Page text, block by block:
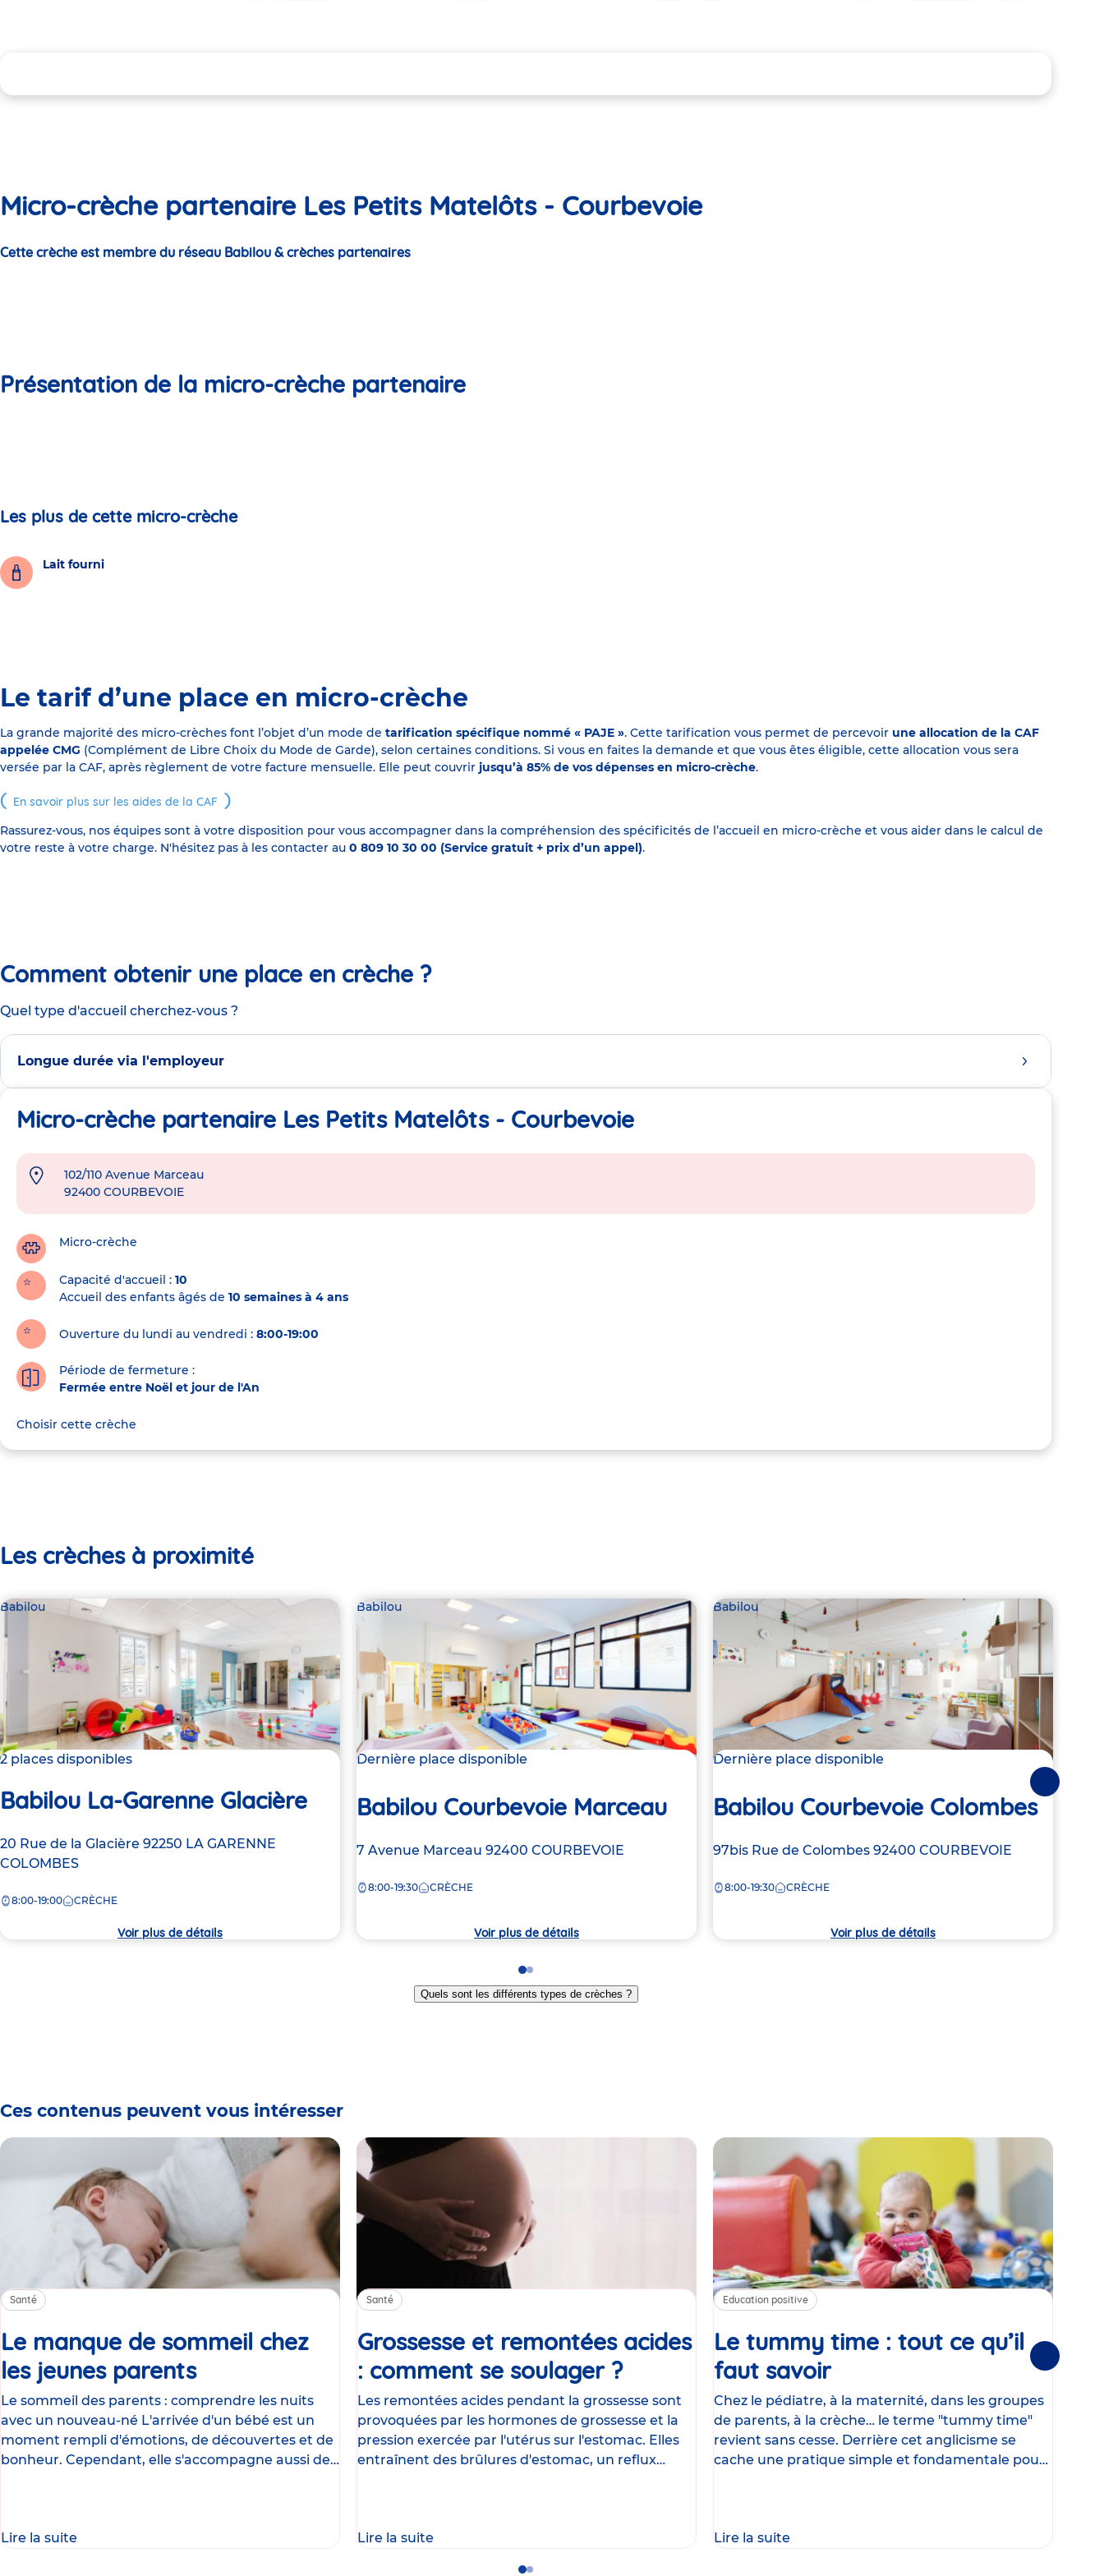
Micro-crèche partenaire Les Petits Matelôts - Courbevoie
Cette crèche est membre du réseau Babilou & crèches partenaires
Présentation de la micro-crèche partenaire
Les plus de cette micro-crèche
Lait fourni
Le tarif d’une place en micro-crèche
La grande majorité des micro-crèches font l’objet d’un mode de tarification spécifique nommé « PAJE ». Cette tarification vous permet de percevoir une allocation de la CAF
appelée CMG (Complément de Libre Choix du Mode de Garde), selon certaines conditions. Si vous en faites la demande et que vous êtes éligible, cette allocation vous sera
versée par la CAF, après règlement de votre facture mensuelle. Elle peut couvrir jusqu’à 85% de vos dépenses en micro-crèche.
En savoir plus sur les aides de la CAF
Rassurez-vous, nos équipes sont à votre disposition pour vous accompagner dans la compréhension des spécificités de l’accueil en micro-crèche et vous aider dans le calcul de
votre reste à votre charge. N'hésitez pas à les contacter au 0 809 10 30 00 (Service gratuit + prix d’un appel).
Comment obtenir une place en crèche ?
Quel type d'accueil cherchez-vous ?
Longue durée via l'employeur
Micro-crèche partenaire Les Petits Matelôts - Courbevoie
Adresse
crèche
102/110 Avenue Marceau
92400 COURBEVOIE
Micro-crèche
Capacité d'accueil
10
Accueil des enfants âgés de 10 semaines à 4 ans
Ouverture du lundi au vendredi : 8:00-19:00
Période de fermeture :
Fermée entre Noël et jour de l'An
Choisir cette crèche
Les crèches à proximité
Babilou
2 places disponibles
Babilou La-Garenne Glacière
Adresse
de
crèche
20 Rue de la Glacière 92250 LA GARENNE
COLOMBES
8:00-19:00 CRÈCHE
Voir plus de détails
Babilou
Dernière place disponible
Babilou Courbevoie Marceau
Adresse
la
7 Avenue Marceau 92400 COURBEVOIE
8:00-19:30 CRÈCHE
Voir plus de détails
Babilou
Dernière place disponible
Babilou Courbevoie Colombes
Adresse
la
97bis Rue de Colombes 92400 COURBEVOIE
8:00-19:30 CRÈCHE
Voir plus de détails
Suivantes
Go
to
slide
Go
to
slide
Quels sont les différents types de crèches ?
Ces contenus peuvent vous intéresser
Santé
Le manque de sommeil chez
les jeunes parentsArticle
Le sommeil des parents : comprendre les nuits
avec un nouveau-né L'arrivée d'un bébé est un
moment rempli d'émotions, de découvertes et de
bonheur. Cependant, elle s'accompagne aussi de
Lire la suite
Santé
Grossesse et remontées acides
: comment se soulager ?Article
Les remontées acides pendant la grossesse sont
provoquées par les hormones de grossesse et la
pression exercée par l'utérus sur l'estomac. Elles
entraînent des brûlures d'estomac, un reflux
Lire la suite
Education positive
Le tummy time : tout ce qu’il
faut savoirArticle
Chez le pédiatre, à la maternité, dans les groupes
de parents, à la crèche… le terme "tummy time"
revient sans cesse. Derrière cet anglicisme se
cache une pratique simple et fondamentale pour
Lire la suite
Suivantes